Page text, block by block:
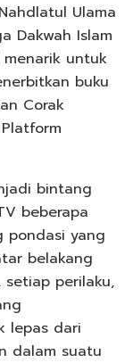
Ulama
Dakwah Islam
menarik untuk
buku
Corak
bintang
beberapa
pondasi yang
belakang
perilaku,
lepas dari
dalam suatu